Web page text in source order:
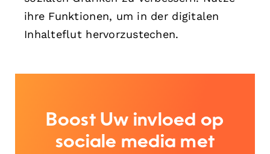
ihre Funktionen, um in der digitalen
Inhalteflut hervorzustechen.
Boost Uw invloed op
sociale media met